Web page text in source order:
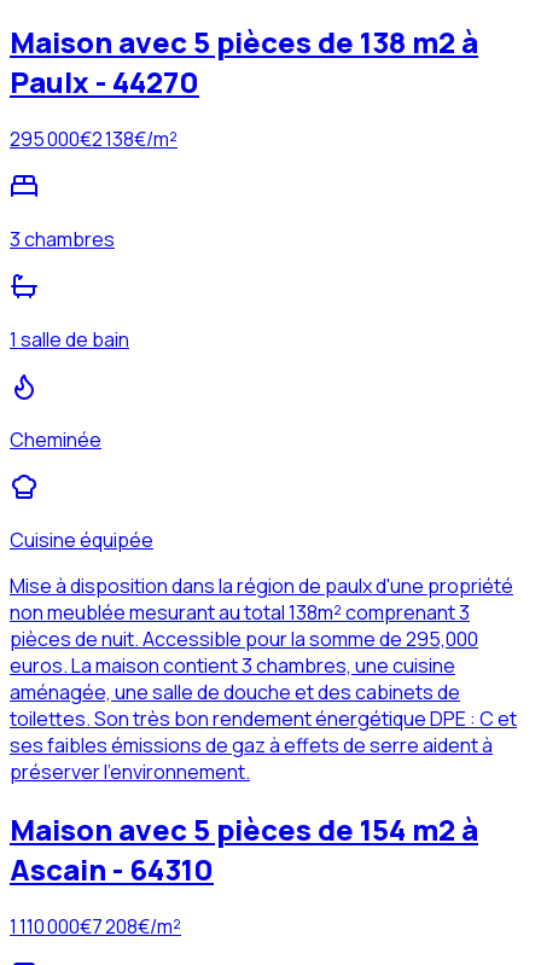
Maison avec 5 pièces de 138 m2 à
Paulx - 44270
295 000€2 138€/m²
3 chambres
1 salle de bain
Cheminée
Cuisine équipée
Mise à disposition dans la région de paulx d'une propriété
non meublée mesurant au total 138m² comprenant 3
pièces de nuit. Accessible pour la somme de 295,000
euros. La maison contient 3 chambres, une cuisine
aménagée, une salle de douche et des cabinets de
toilettes. Son très bon rendement énergétique DPE : C et
ses faibles émissions de gaz à effets de serre aident à
préserver l'environnement.
Maison avec 5 pièces de 154 m2 à
Ascain - 64310
1 110 000€7 208€/m²